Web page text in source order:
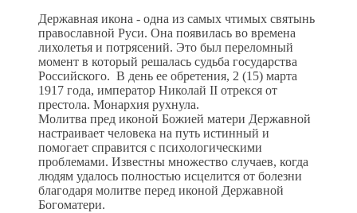
Державная икона - одна из самых чтимых святынь
православной Руси. Она появилась во времена
лихолетья и потрясений. Это был переломный
момент в который решалась судьба государства
Российского. В день ее обретения, 2 (15) марта
1917 года, император Николай II отрекся от
престола. Монархия рухнула.
Молитва пред иконой Божией матери Державной
настраивает человека на путь истинный и
помогает справится с психологическими
проблемами. Известны множество случаев, когда
людям удалось полностью исцелится от болезни
благодаря молитве перед иконой Державной
Богоматери.